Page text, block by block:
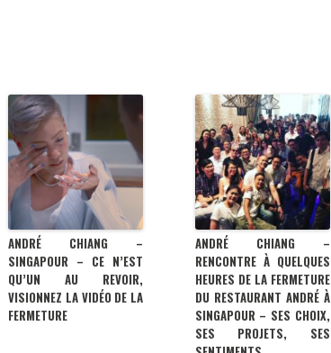
ANDRÉ CHIANG –
SINGAPOUR – CE N’EST
QU’UN AU REVOIR,
VISIONNEZ LA VIDÉO DE LA
FERMETURE
ANDRÉ CHIANG –
RENCONTRE À QUELQUES
HEURES DE LA FERMETURE
DU RESTAURANT ANDRÉ À
SINGAPOUR – SES CHOIX,
SES PROJETS, SES